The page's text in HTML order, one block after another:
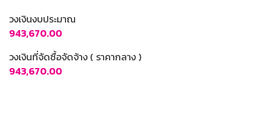
วงเงินงบประมาณ
943,670.00
วงเงินที่จัดซื้อจัดจ้าง ( ราคากลาง )
943,670.00